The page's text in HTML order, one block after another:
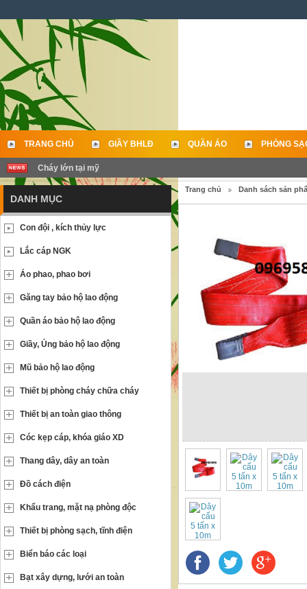
TRANG CHỦ GIẦY BHLĐ QUẦN ÁO PHÒNG
LIÊN HỆ
Cháy lớn tại mỹ
Trang chủ Danh sách sản
DANH MỤC
Con đội , kích thủy lực
Lắc cáp NGK
Áo phao, phao bơi
Găng tay bảo hộ lao động
Quần áo bảo hộ lao động
Giầy, Ủng bảo hộ lao động
Mũ bảo hộ lao động
Thiết bị phòng cháy chữa cháy
Thiết bị an toàn giao thông
Cóc kẹp cáp, khóa giáo XD
Thang dây, dây an toàn
Đồ cách điện
Khẩu trang, mặt nạ phòng độc
Thiết bị phòng sạch, tĩnh điện
Biển báo các loại
Bạt xây dựng, lưới an toàn